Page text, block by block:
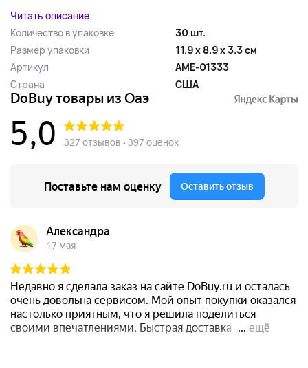
Читать описание
Количество в упаковке
30 шт.
Размер упаковки
11.9 x 8.9 x 3.3 см
Артикул
AME-01333
Страна
США